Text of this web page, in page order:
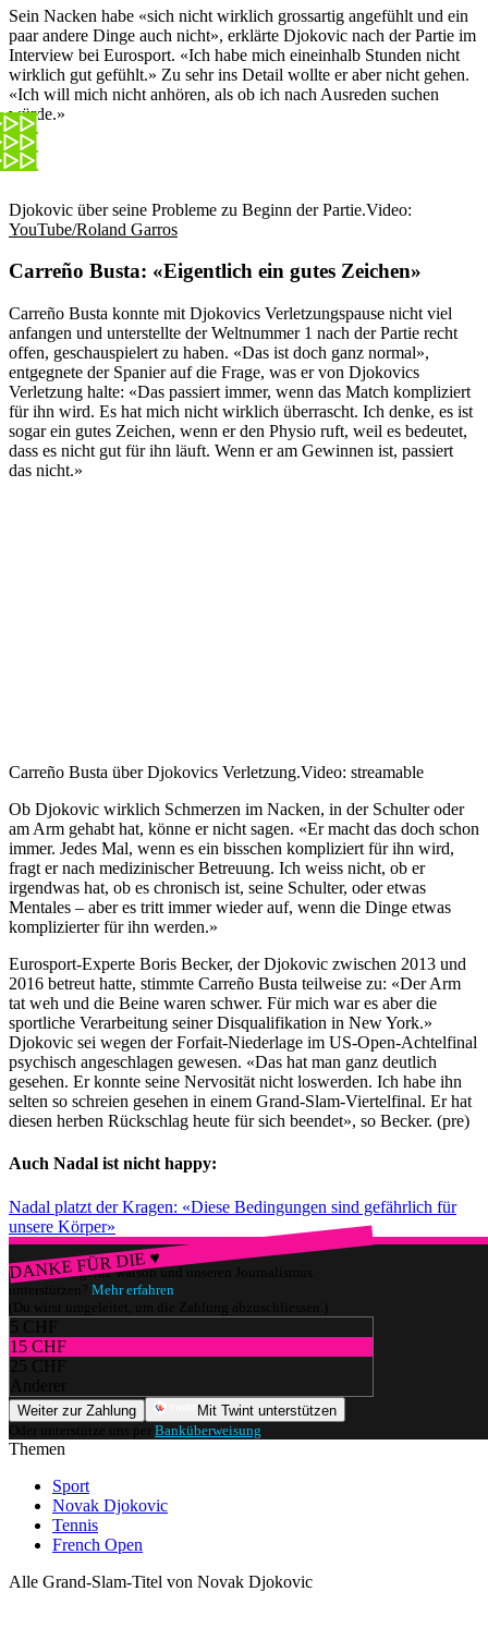
Sein Nacken habe «sich nicht wirklich grossartig angefühlt und ein
paar andere Dinge auch nicht», erklärte Djokovic nach der Partie im
Interview bei Eurosport. «Ich habe mich eineinhalb Stunden nicht
wirklich gut gefühlt.» Zu sehr ins Detail wollte er aber nicht gehen.
«Ich will mich nicht anhören, als ob ich nach Ausreden suchen
würde.»
Djokovic über seine Probleme zu Beginn der Partie.Video:
YouTube/Roland Garros
Carreño Busta: «Eigentlich ein gutes Zeichen»
Carreño Busta konnte mit Djokovics Verletzungspause nicht viel
anfangen und unterstellte der Weltnummer 1 nach der Partie recht
offen, geschauspielert zu haben. «Das ist doch ganz normal»,
entgegnete der Spanier auf die Frage, was er von Djokovics
Verletzung halte: «Das passiert immer, wenn das Match kompliziert
für ihn wird. Es hat mich nicht wirklich überrascht. Ich denke, es ist
sogar ein gutes Zeichen, wenn er den Physio ruft, weil es bedeutet,
dass es nicht gut für ihn läuft. Wenn er am Gewinnen ist, passiert
das nicht.»
Carreño Busta über Djokovics Verletzung.Video: streamable
Ob Djokovic wirklich Schmerzen im Nacken, in der Schulter oder
am Arm gehabt hat, könne er nicht sagen. «Er macht das doch schon
immer. Jedes Mal, wenn es ein bisschen kompliziert für ihn wird,
fragt er nach medizinischer Betreuung. Ich weiss nicht, ob er
irgendwas hat, ob es chronisch ist, seine Schulter, oder etwas
Mentales – aber es tritt immer wieder auf, wenn die Dinge etwas
komplizierter für ihn werden.»
Eurosport-Experte Boris Becker, der Djokovic zwischen 2013 und
2016 betreut hatte, stimmte Carreño Busta teilweise zu: «Der Arm
tat weh und die Beine waren schwer. Für mich war es aber die
sportliche Verarbeitung seiner Disqualifikation in New York.»
Djokovic sei wegen der Forfait-Niederlage im US-Open-Achtelfinal
psychisch angeschlagen gewesen. «Das hat man ganz deutlich
gesehen. Er konnte seine Nervosität nicht loswerden. Ich habe ihn
selten so schreien gesehen in einem Grand-Slam-Viertelfinal. Er hat
diesen herben Rückschlag heute für sich beendet», so Becker. (pre)
Auch Nadal ist nicht happy:
Nadal platzt der Kragen: «Diese Bedingungen sind gefährlich für
unsere Körper»
DANKE FÜR DIE ♥
Würdest du gerne watson und unseren Journalismus
unterstützen? Mehr erfahren
(Du wirst umgeleitet, um die Zahlung abzuschliessen.)
5 CHF
15 CHF
25 CHF
Anderer
Weiter zur Zahlung
Mit Twint unterstützen
Oder unterstütze uns per Banküberweisung
Themen
Sport
Novak Djokovic
Tennis
French Open
Alle Grand-Slam-Titel von Novak Djokovic